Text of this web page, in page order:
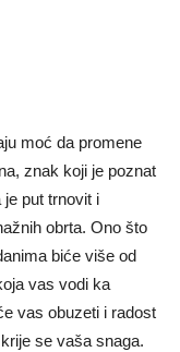
moć da promene
znak koji je poznat
je put trnovit i
obrta. Ono što
biće više od
vas vodi ka
vas obuzeti i radost
se vaša snaga.